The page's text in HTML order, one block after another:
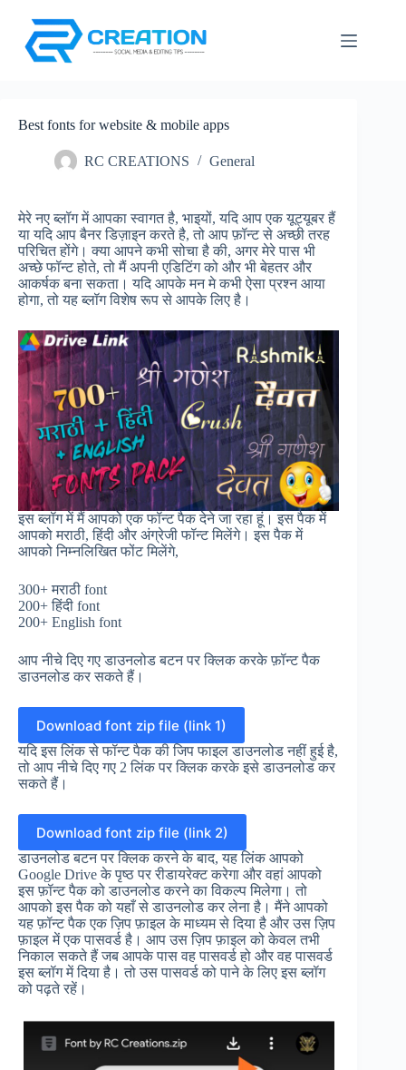
content
Best fonts for website & mobile apps
RC CREATIONS General
मेरे नए ब्लॉग में आपका स्वागत है, भाइयों, यदि आप एक यूट्यूबर हैं
या यदि आप बैनर डिज़ाइन करते है, तो आप फ़ॉन्ट से अच्छी तरह
परिचित होंगे। क्या आपने कभी सोचा है की, अगर मेरे पास भी
अच्छे फॉन्ट होते, तो मैं अपनी एडिटिंग को और भी बेहतर और
आकर्षक बना सकता। यदि आपके मन मे कभी ऐसा प्रश्न आया
होगा, तो यह ब्लॉग विशेष रूप से आपके लिए है।
इस ब्लॉग में मैं आपको एक फॉन्ट पैक देने जा रहा हूं। इस पैक में
आपको मराठी, हिंदी और अंग्रेजी फॉन्ट मिलेंगे। इस पैक में
आपको निम्नलिखित फोंट मिलेंगे,
300+ मराठी font
200+ हिंदी font
200+ English font
आप नीचे दिए गए डाउनलोड बटन पर क्लिक करके फ़ॉन्ट पैक
डाउनलोड कर सकते हैं।
Download font zip file (link 1)
यदि इस लिंक से फॉन्ट पैक की जिप फाइल डाउनलोड नहीं हुई है,
तो आप नीचे दिए गए 2 लिंक पर क्लिक करके इसे डाउनलोड कर
सकते हैं।
Download font zip file (link 2)
डाउनलोड बटन पर क्लिक करने के बाद, यह लिंक आपको
Google Drive के पृष्ठ पर रीडायरेक्ट करेगा और वहां आपको
इस फ़ॉन्ट पैक को डाउनलोड करने का विकल्प मिलेगा। तो
आपको इस पैक को यहाँ से डाउनलोड कर लेना है। मैंने आपको
यह फ़ॉन्ट पैक एक ज़िप फ़ाइल के माध्यम से दिया है और उस ज़िप
फ़ाइल में एक पासवर्ड है। आप उस ज़िप फ़ाइल को केवल तभी
निकाल सकते हैं जब आपके पास वह पासवर्ड हो और वह पासवर्ड
इस ब्लॉग में दिया है। तो उस पासवर्ड को पाने के लिए इस ब्लॉग
को पढ़ते रहें।